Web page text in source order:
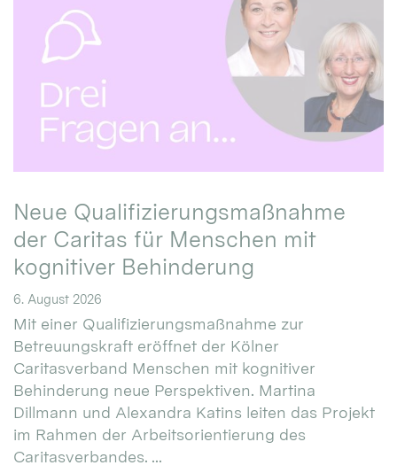
Neue Qualifizierungsmaßnahme
der Caritas für Menschen mit
kognitiver Behinderung
6. August 2026
Mit einer Qualifizierungsmaßnahme zur
Betreuungskraft eröffnet der Kölner
Caritasverband Menschen mit kognitiver
Behinderung neue Perspektiven. Martina
Dillmann und Alexandra Katins leiten das Projekt
im Rahmen der Arbeitsorientierung des
Caritasverbandes. ...